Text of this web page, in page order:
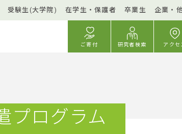
受験生(大学院) 在学生・保護者 卒業生 企業・
ご寄付 研究者検索 アクセ
プログラム